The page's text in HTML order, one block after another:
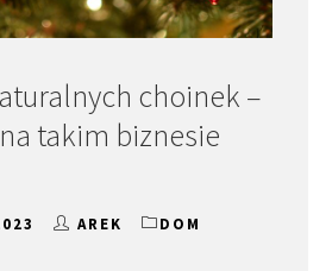
choinek –
takim biznesie
AREK DOM